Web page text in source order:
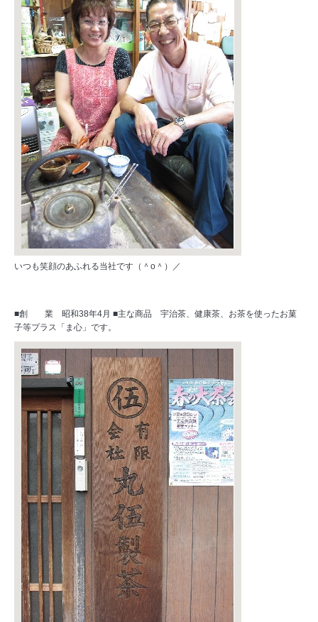
いつも笑顔のあふれる当社です（＾o＾）／
■創 業 昭和38年4月 ■主な商品 宇治茶、健康茶、お茶を使ったお菓
子等プラス「ま心」です。